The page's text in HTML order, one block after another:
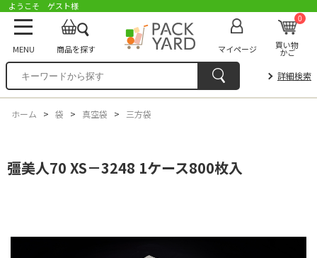
ようこそ ゲスト様
MENU 商品を探す マイページ
0
買い物
かご
詳細検索
ホーム > 袋 > 真空袋 > 三方袋
彊美人70 XS－3248 1ケース800枚入